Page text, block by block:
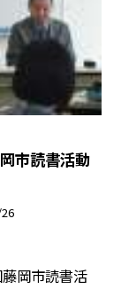
市読書活動
藤岡市読書活